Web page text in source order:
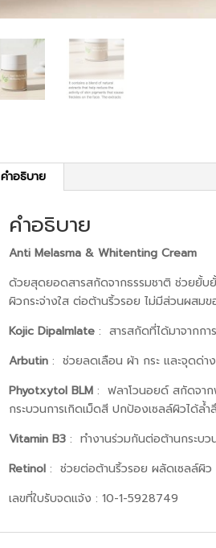
คำอธิบาย
คำอธิบาย
Anti Melasma & Whitenting Cream
ด้วยสุดยอดสารสกัดจากธรรมชาติ ช่วยยั้บ
ผิวกระจ่างใส ต่อต้านริ้วรอย ไม่มีส่วนผสมข
Kojic Dipalmlate : สารสกัดที่ได้มาจากก
Arbutin : ช่วยลดเลือน ผ้า กระ และจุดด่า
Phyotxytol BLM : ฟลาโวนอยด์ สกัดจาก
กระบวนการเกิดเม็ดสี ปกป้องเซลล์ผิวได้
Vitamin B3 : ทำงานร่วมกันต่อต้านกระบว
Retinol : ช่วยต่อต้านริ้วรอย ผลัดเซลล์ผิว
เลขที่ใบรับจดแจ้ง : 10-1-5928749